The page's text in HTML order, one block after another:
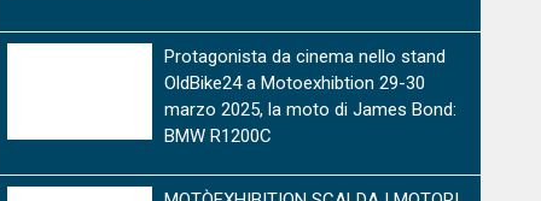
1960
Gilera1960
125CC
marzo 2025, la moto di James Bond:
BMW R1200C
MOTÒEXHIBITION SCALDA I MOTORI,
DEBUTTO A MODENAFIERE. OldBike24